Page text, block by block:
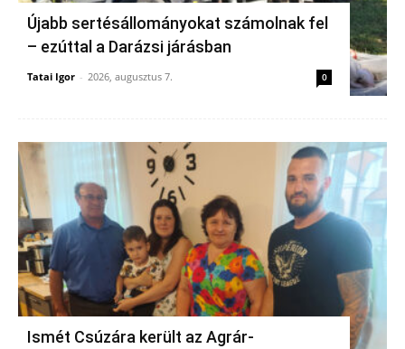
Újabb sertésállományokat számolnak fel
– ezúttal a Darázsi járásban
Tatai Igor - 2026, augusztus 7. 0
Ismét Csúzára került az Agrár-